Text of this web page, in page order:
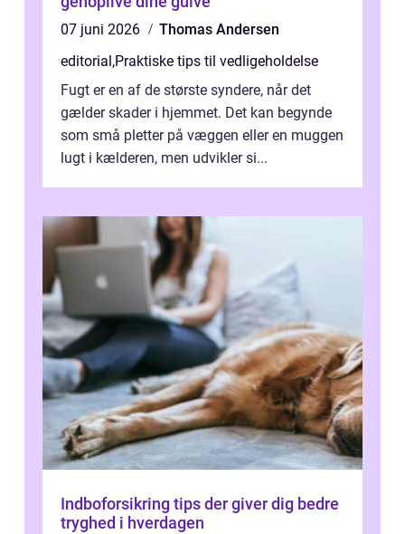
07 juni 2026
Thomas Andersen
editorial,Praktiske tips til vedligeholdelse
Fugt er en af de største syndere, når det
gælder skader i hjemmet. Det kan begynde
som små pletter på væggen eller en muggen
lugt i kælderen, men udvikler si...
Indboforsikring tips der giver dig bedre
tryghed i hverdagen